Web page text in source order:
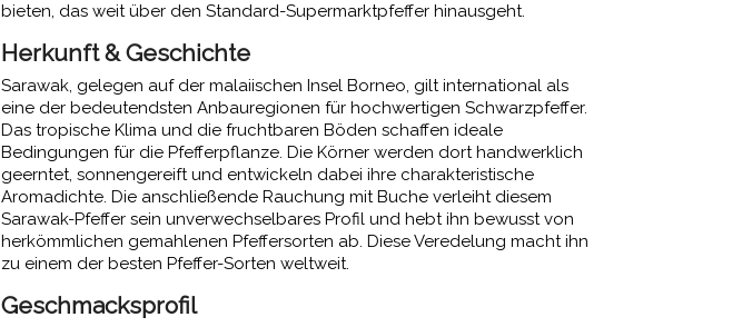
bieten, das weit über den Standard-Supermarktpfeffer hinausgeht.
Herkunft & Geschichte
Sarawak, gelegen auf der malaiischen Insel Borneo, gilt international als
eine der bedeutendsten Anbauregionen für hochwertigen Schwarzpfeffer.
Das tropische Klima und die fruchtbaren Böden schaffen ideale
Bedingungen für die Pfefferpflanze. Die Körner werden dort handwerklich
geerntet, sonnengereift und entwickeln dabei ihre charakteristische
Aromadichte. Die anschließende Rauchung mit Buche verleiht diesem
Sarawak-Pfeffer sein unverwechselbares Profil und hebt ihn bewusst von
herkömmlichen gemahlenen Pfeffersorten ab. Diese Veredelung macht ihn
zu einem der besten Pfeffer-Sorten weltweit.
Geschmacksprofil